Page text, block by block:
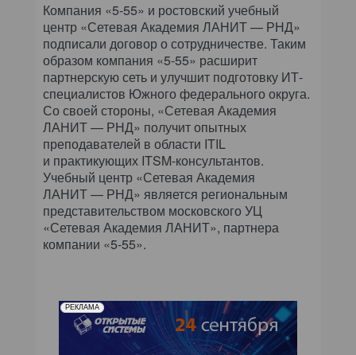
Компания «5-55» и ростовский учебный
центр «Сетевая Академия ЛАНИТ — РНД»
подписали договор о сотрудничестве. Таким
образом компания «5-55» расширит
партнерскую сеть и улучшит подготовку ИТ-
специалистов Южного федерального округа.
Со своей стороны, «Сетевая Академия
ЛАНИТ — РНД» получит опытных
преподавателей в области ITIL
и практикующих ITSM-консультантов.
Учебный центр «Сетевая Академия
ЛАНИТ — РНД» является региональным
представительством московского УЦ
«Сетевая Академия ЛАНИТ», партнера
компании «5-55».
РЕКЛАМА